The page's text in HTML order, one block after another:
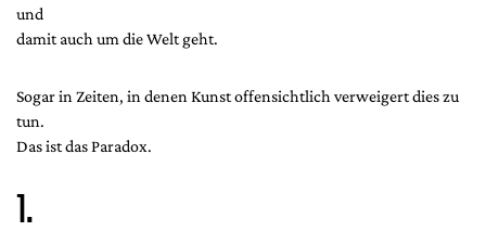
und
damit auch um die Welt geht.
Sogar in Zeiten, in denen Kunst offensichtlich verweigert dies zu
tun.
Das ist das Paradox.
1.